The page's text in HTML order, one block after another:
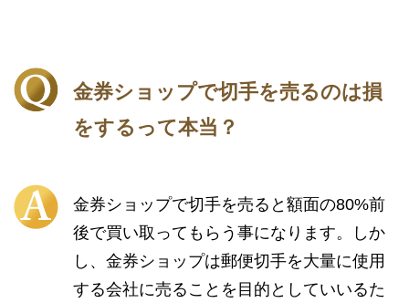
金券ショップで切手を売るのは損
をするって本当？
金券ショップで切手を売ると額面の80%前
後で買い取ってもらう事になります。しか
し、金券ショップは郵便切手を大量に使用
する会社に売ることを目的としていいるた